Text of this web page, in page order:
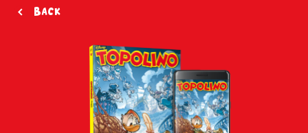
Back